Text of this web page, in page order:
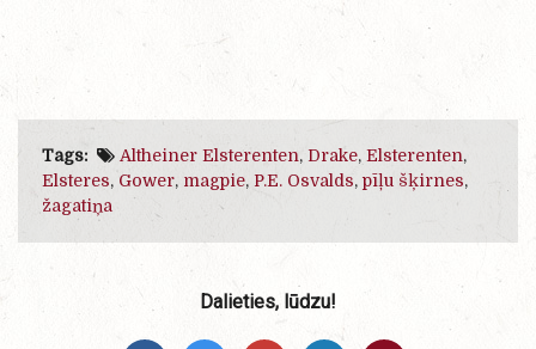
Tags: Altheiner Elsterenten, Drake, Elsterenten,
Elsteres, Gower, magpie, P.E. Osvalds, pīļu šķirnes,
žagatiņa
Dalieties, lūdzu!